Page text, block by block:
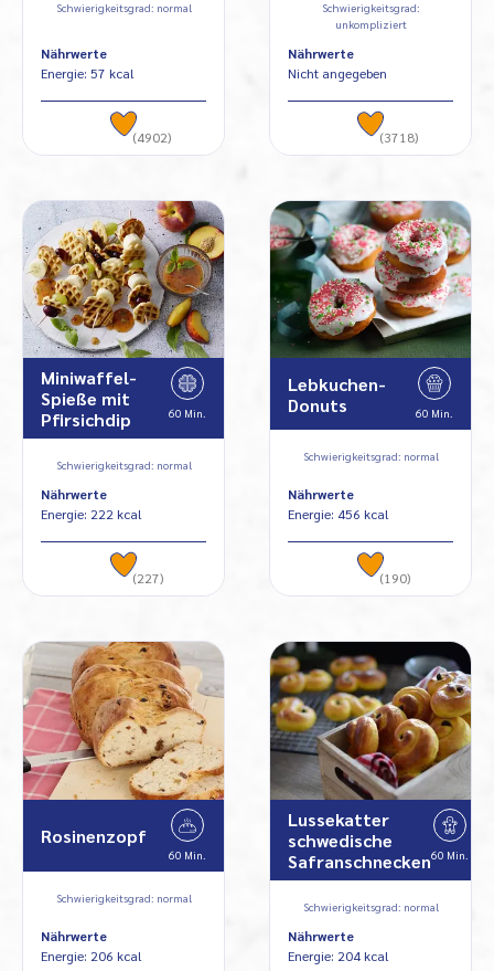
Schwierigkeitsgrad: normal
Nährwerte
Energie: 57 kcal
(4902)
Schwierigkeitsgrad:
unkompliziert
Nährwerte
Nicht angegeben
(3718)
Miniwaffel-
Spieße mit
Pfirsichdip
60 Min.
Schwierigkeitsgrad: normal
Nährwerte
Energie: 222 kcal
(227)
Lebkuchen-
Donuts
60 Min.
Schwierigkeitsgrad: normal
Nährwerte
Energie: 456 kcal
(190)
Rosinenzopf
60 Min.
Schwierigkeitsgrad: normal
Nährwerte
Energie: 206 kcal
Lussekatter
schwedische
Safranschnecken60 Min.
Schwierigkeitsgrad: normal
Nährwerte
Energie: 204 kcal